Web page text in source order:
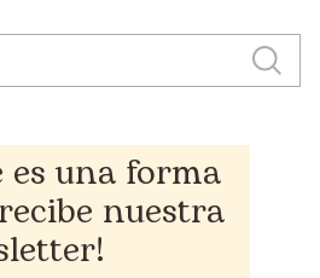
una forma
nuestra